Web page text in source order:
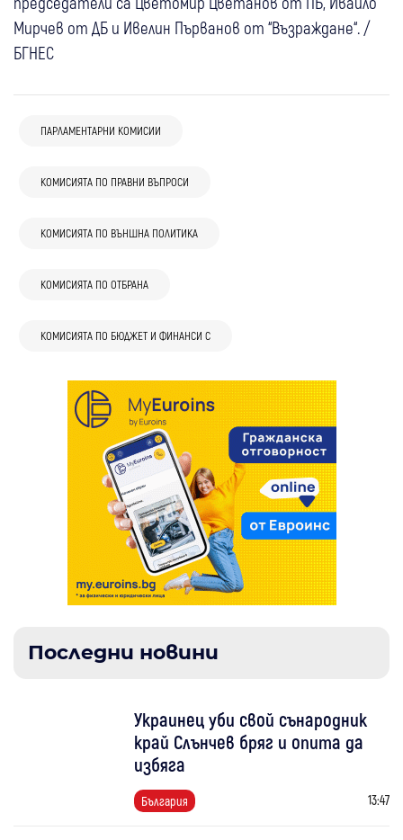
Мирчев от ДБ и Ивелин Първанов от “Възраждане“. /
БГНЕС
ПАРЛАМЕНТАРНИ КОМИСИИ
КОМИСИЯТА ПО ПРАВНИ ВЪПРОСИ
КОМИСИЯТА ПО ВЪНШНА ПОЛИТИКА
КОМИСИЯТА ПО ОТБРАНА
КОМИСИЯТА ПО БЮДЖЕТ И ФИНАНСИ С
Последни новини
Украинец уби свой сънародник
край Слънчев бряг и опита да
избяга
България 13:47